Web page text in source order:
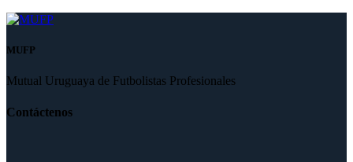
MUFP
Mutual Uruguaya de Futbolistas Profesionales
Contáctenos